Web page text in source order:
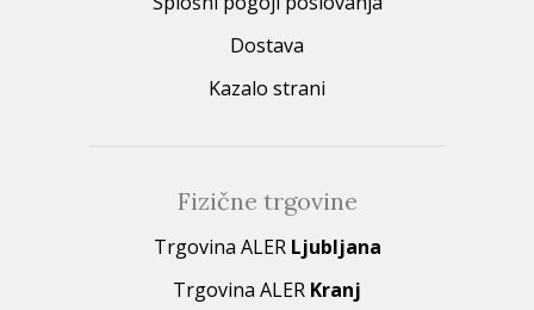
Dostava
Kazalo strani
Fizične trgovine
Trgovina ALER Ljubljana
Trgovina ALER Kranj